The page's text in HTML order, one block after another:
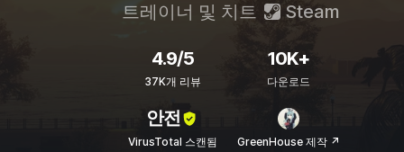
트레이너 및 치트 Steam
4.9/5
37K개 리뷰
10K+
다운로드
안전
VirusTotal 스캔됨 GreenHouse 제작 ↗